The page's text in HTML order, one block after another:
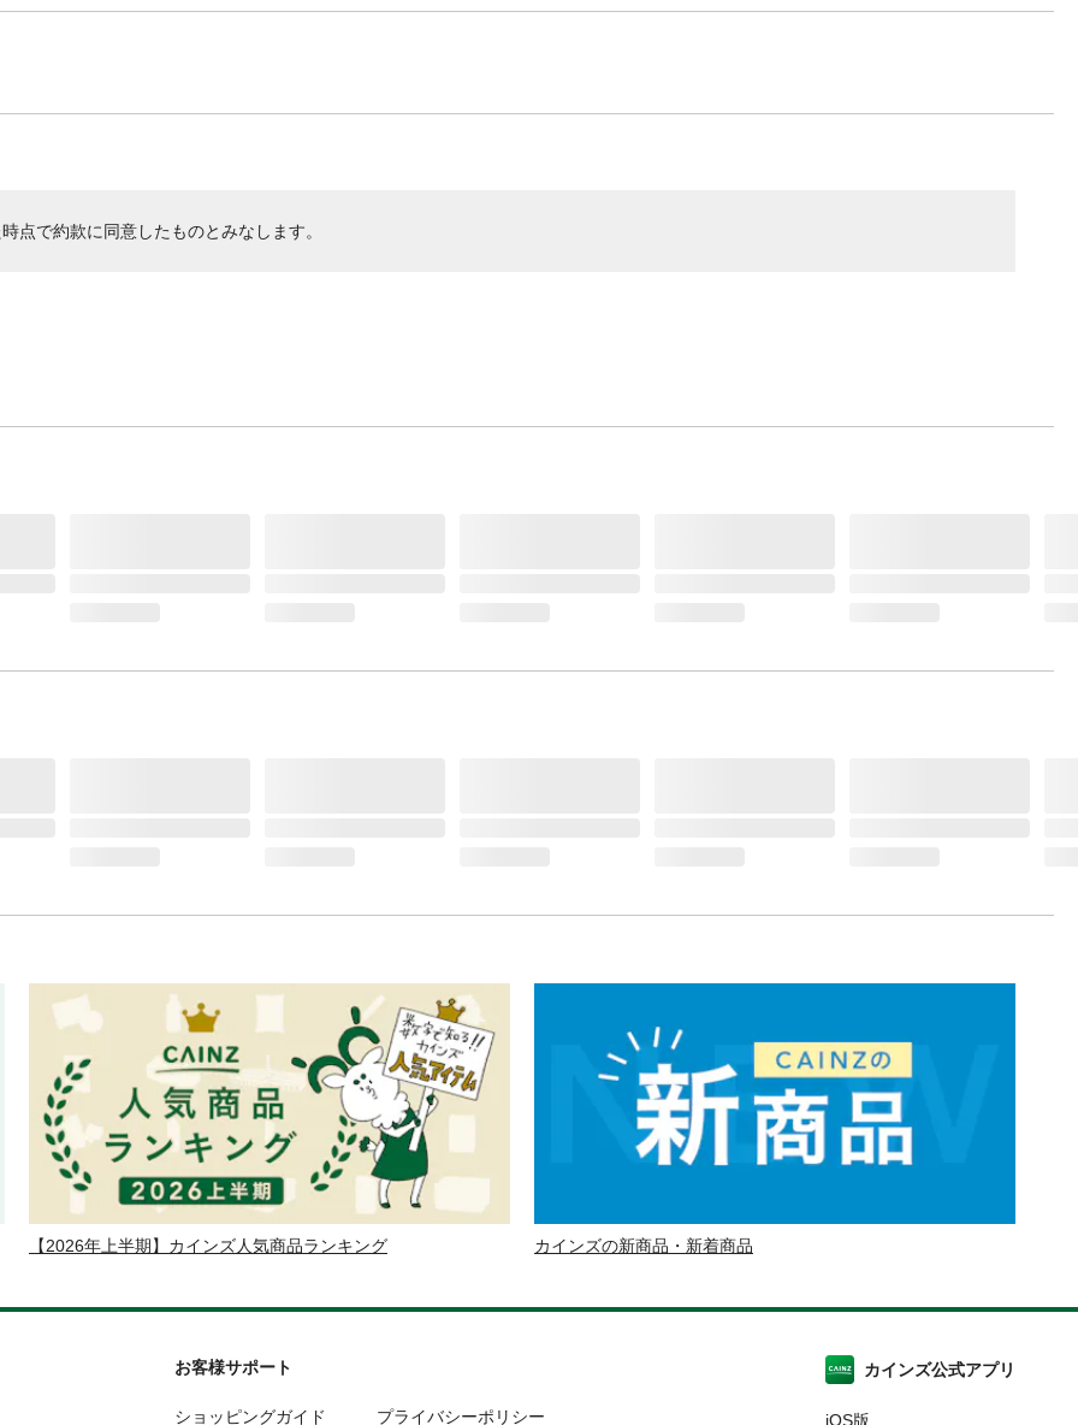
点で約款に同意したものとみなします。
【2026年上半期】カインズ人気商品ランキング カインズの新商品・新着商品
お客様サポート
ショッピングガイド プライバシーポリシー
カインズ公式アプリ
iOS版